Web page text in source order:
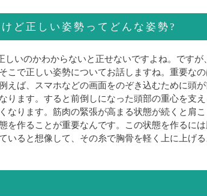
ど正しい姿勢ってどんな姿勢?
いのかわからないと正せないですよね。ですが
で正しい姿勢についてお話しますね。重要な
えば、スマホなどの画面をのぞき込むために頭
ります。すると前倒しになった頭部の重心を支
なります。筋肉の緊張が高まる状態が続くと肩
を作ることが重要なんです。この状態を作るに
いると想像して、その糸で胸骨を軽く上に上げ